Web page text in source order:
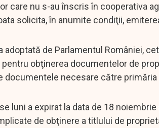
care nu s-au înscris în cooperativa
solicita, în anumite condiţii,
adoptată de Parlamentul României,
obţinerea documentelor de
documentele necesare către
luni a expirat la data de 18
de obţinere a titlului de